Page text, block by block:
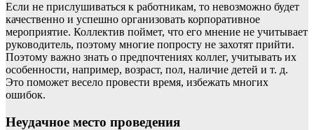
Если не прислушиваться к работникам, то невозможно будет
качественно и успешно организовать корпоративное
мероприятие. Коллектив поймет, что его мнение не учитывает
руководитель, поэтому многие попросту не захотят прийти.
Поэтому важно знать о предпочтениях коллег, учитывать их
особенности, например, возраст, пол, наличие детей и т. д.
Это поможет весело провести время, избежать многих
ошибок.
Неудачное место проведения